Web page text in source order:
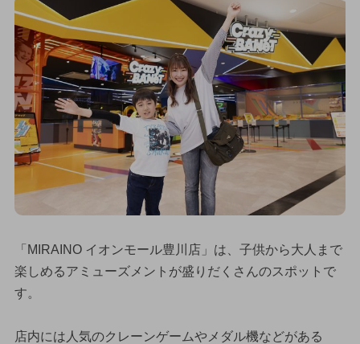
「MIRAINO イオンモール豊川店」は、子供から大人まで
楽しめるアミューズメントが盛りだくさんのスポットで
す。
店内には人気のクレーンゲームやメダル機などがある